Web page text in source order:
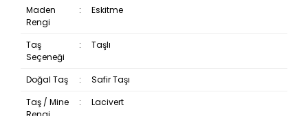
Maden
Rengi
: Eskitme
Taş
Seçeneği
: Taşlı
Doğal Taş :
Safir Taşı
Taş / Mine
: Lacivert